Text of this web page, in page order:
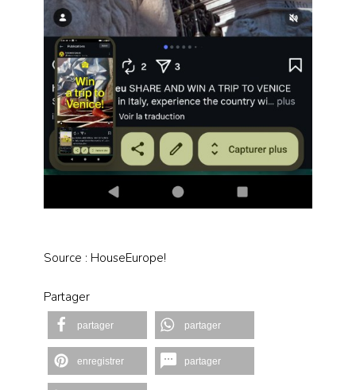
Source : HouseEurope!
Partager
partager partager
enregistrer partager